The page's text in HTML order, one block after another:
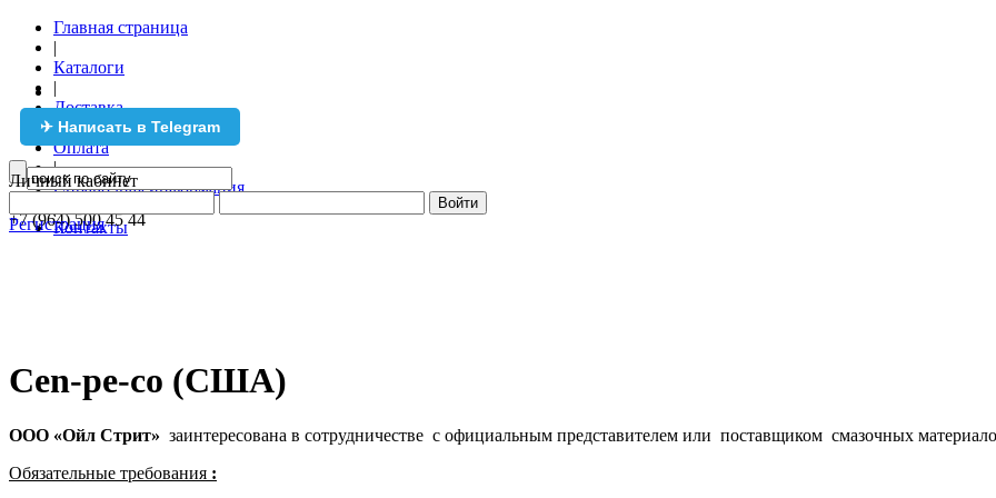
Главная страница
|
Каталоги
|
Доставка
Оплата
|
Справочная информация
Контакты
+7 (964) 500 45 44
✈ Написать в Telegram
Личный кабинет
Регистрация
Cen-pe-co (США)
ООО «Ойл Стрит» заинтересована в сотрудничестве с официальным представителем или поставщиком смазочных
Обязательные требования :